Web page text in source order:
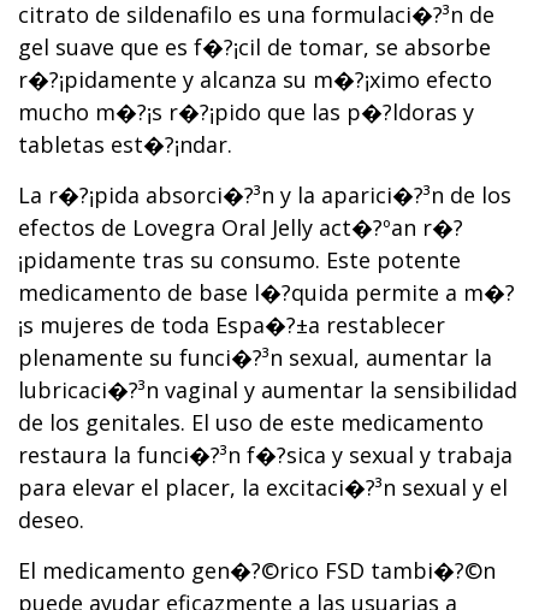
citrato de sildenafilo es una formulaci�?³n de
gel suave que es f�?¡cil de tomar, se absorbe
r�?¡pidamente y alcanza su m�?¡ximo efecto
mucho m�?¡s r�?¡pido que las p�?­ldoras y
tabletas est�?¡ndar.
La r�?¡pida absorci�?³n y la aparici�?³n de los
efectos de Lovegra Oral Jelly act�?ºan r�?
¡pidamente tras su consumo. Este potente
medicamento de base l�?­quida permite a m�?
¡s mujeres de toda Espa�?±a restablecer
plenamente su funci�?³n sexual, aumentar la
lubricaci�?³n vaginal y aumentar la sensibilidad
de los genitales. El uso de este medicamento
restaura la funci�?³n f�?­sica y sexual y trabaja
para elevar el placer, la excitaci�?³n sexual y el
deseo.
El medicamento gen�?©rico FSD tambi�?©n
puede ayudar eficazmente a las usuarias a